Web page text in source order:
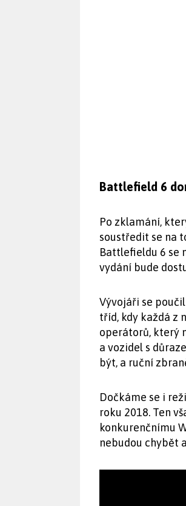
Battlefield 6
Po zklamání,
soustředit se na
Battlefieldu 6 se
vydání bude
Vývojáři se
tříd, kdy každá z
operátorů, který
a vozidel s
být, a ruční
Dočkáme se i
roku 2018. Ten
konkurenčnímu
nebudou chybět